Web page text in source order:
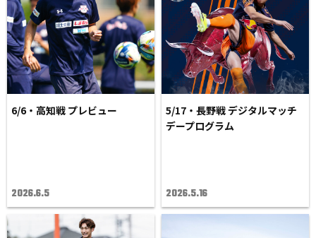
6/6・高知戦 プレビュー
2026.6.5
5/17・長野戦 デジタルマッチ
デープログラム
2026.5.16